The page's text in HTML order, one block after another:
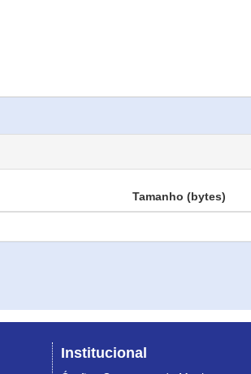
Tamanho (bytes)
Institucional